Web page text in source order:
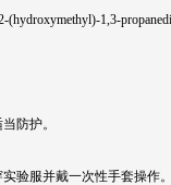
(hydroxymethyl)-1,3-
防护。
验服并戴一次性手套操作。